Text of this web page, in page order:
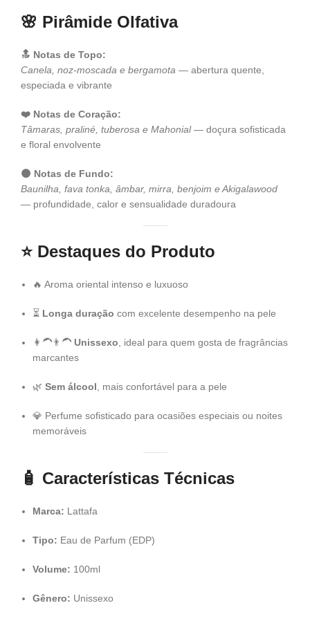
🌸 Pirâmide Olfativa
🔝 Notas de Topo:
Canela, noz-moscada e bergamota — abertura quente,
especiada e vibrante
❤️ Notas de Coração:
Tâmaras, praliné, tuberosa e Mahonial— doçura sofisticada
e floral envolvente
🌑 Notas de Fundo:
Baunilha, fava tonka, âmbar, mirra, benjoim e Akigalawood
— profundidade, calor e sensualidade duradoura
⭐ Destaques do Produto
🔥 Aroma oriental intenso e luxuoso
⏳ Longa duração com excelente desempenho na pele
👩‍🦱👨‍🦱 Unissexo, ideal para quem gosta de fragrâncias
marcantes
🌿 Sem álcool, mais confortável para a pele
💎 Perfume sofisticado para ocasiões especiais ou noites
memoráveis
🧴 Características Técnicas
Marca: Lattafa
Tipo: Eau de Parfum (EDP)
Volume: 100ml
Gênero: Unissexo